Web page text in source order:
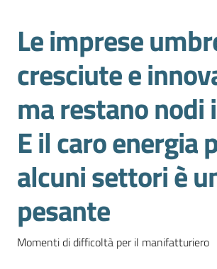
Avviare
l'Impresa
Gestire
l'Impresa
Promuovere
l'Impresa
e
Salta al contenuto
Le imprese
cresciute e
ma restano
E il caro energia
alcuni settori è
pesante
Momenti di difficoltà per il manifatturiero